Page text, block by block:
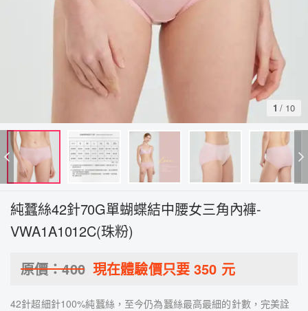
1 / 10
純蠶絲42針70G單蝴蝶結中腰女三角內褲-
VWA1A1012C(珠粉)
原價：400 現在體驗價只要350 元
42針超細針100%純蠶絲，至今仍為蠶絲最高最細的針數，完美詮